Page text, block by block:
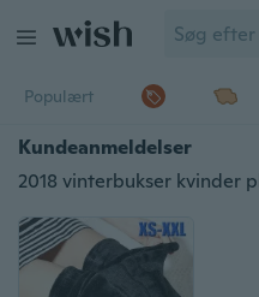
Populært
Kundeanmeldelser